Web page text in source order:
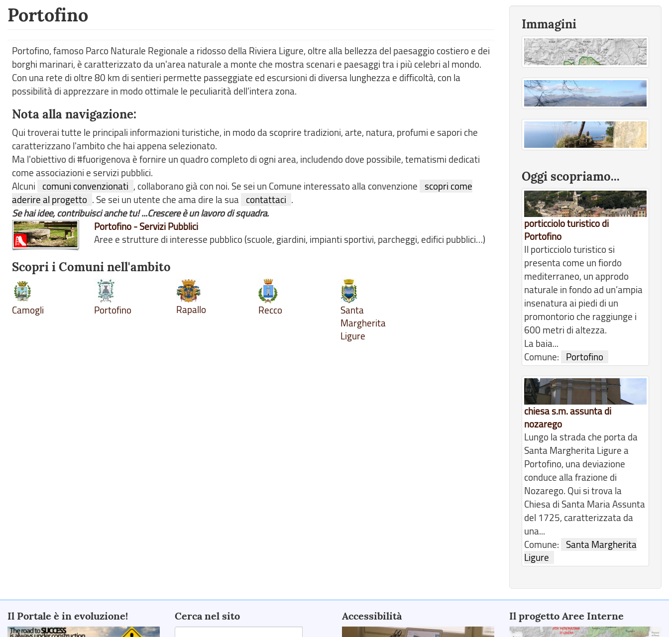
Portofino
Portofino, famoso Parco Naturale Regionale a ridosso della Riviera Ligure, oltre alla bellezza del paesaggio costiero e dei
borghi marinari, è caratterizzato da un'area naturale a monte che mostra scenari e paesaggi tra i più celebri al mondo.
Con una rete di oltre 80 km di sentieri permette passeggiate ed escursioni di diversa lunghezza e difficoltà, con la
possibilità di apprezzare in modo ottimale le peculiarità dell’intera zona.
Nota alla navigazione:
Qui troverai tutte le principali informazioni turistiche, in modo da scoprire tradizioni, arte, natura, profumi e sapori che
caratterizzano l'ambito che hai appena selezionato.
Ma l'obiettivo di #fuorigenova è fornire un quadro completo di ogni area, includendo dove possibile, tematismi dedicati
come associazioni e servizi pubblici.
Alcuni
comuni convenzionati , collaborano già con noi. Se sei un Comune interessato alla convenzione scopri come
aderire al progetto . Se sei un utente che ama dire la sua contattaci .
Se hai idee, contribuisci anche tu! ...Crescere è un lavoro di squadra.
Portofino - Servizi Pubblici
Aree e strutture di interesse pubblico (scuole, giardini, impianti sportivi, parcheggi, edifici pubblici…)
Scopri i Comuni nell'ambito
Camogli Portofino Rapallo Recco
Santa
Margherita
Ligure
Immagini
Oggi scopriamo...
porticciolo turistico di
Portofino
Il porticciolo turistico si
presenta come un fiordo
mediterraneo, un approdo
naturale in fondo ad un’ampia
insenatura ai piedi di un
promontorio che raggiunge i
600 metri di altezza.
La baia...
Comune:
Portofino
chiesa s.m. assunta di
nozarego
Lungo la strada che porta da
Santa Margherita Ligure a
Portofino, una deviazione
conduce alla frazione di
Nozarego. Qui si trova la
Chiesa di Santa Maria Assunta
del 1725, caratterizzata da
una...
Comune:
Santa Margherita
Ligure
Il Portale è in evoluzione! Cerca nel sito Accessibilità Il progetto Aree Interne